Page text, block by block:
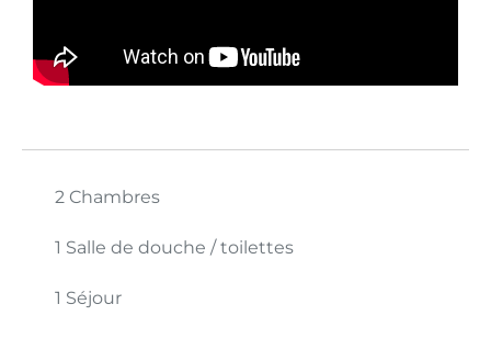
2 Chambres
1 Salle de douche / toilettes
1 Séjour